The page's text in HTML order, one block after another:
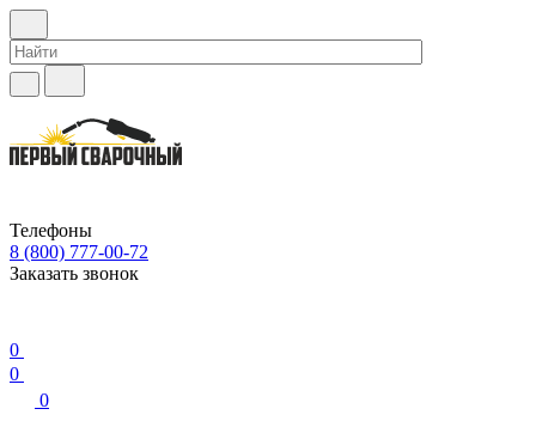
Телефоны
8 (800) 777-00-72
Заказать звонок
0
0
0